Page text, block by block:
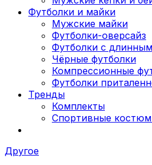
Футболки и майки
Мужские майки
Футболки-оверсайз
Футболки с
Чёрные футболки
Компрессионные
Футболки
Тренды
Комплекты
Спортивные
Другое